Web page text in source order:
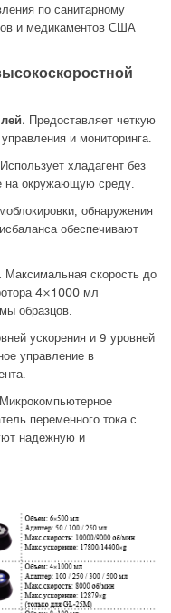
по санитарному
и медикаментов США
Предоставляет четкую
и мониторинга.
Использует хладагент без
на окружающую среду.
обнаружения
обеспечивают
Максимальная скорость до
4×1000 мл
образцов.
ускорения и 9 уровней
управление в
Микрокомпьютерное
переменного тока с
надежную и